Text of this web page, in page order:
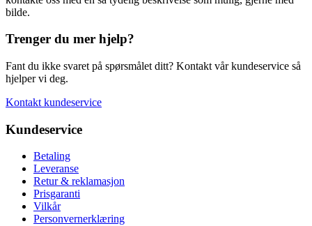
bilde.
Trenger du mer hjelp?
Fant du ikke svaret på spørsmålet ditt? Kontakt vår kundeservice så
hjelper vi deg.
Kontakt kundeservice
Kundeservice
Betaling
Leveranse
Retur & reklamasjon
Prisgaranti
Vilkår
Personvernerklæring